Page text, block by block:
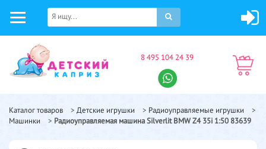
8 495 104 24 39
Каталог товаров > Детские игрушки > Радиоуправляемые игрушки
>
Машинки
> Радиоуправляемая машина Silverlit BMW Z4 35i 1:50 83639